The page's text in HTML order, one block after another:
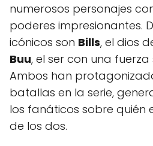
numerosos personajes
poderes impresionantes.
icónicos son Bills, el dios
Buu, el ser con una
Ambos han
batallas en la serie,
los fanáticos sobre quién
de los dos.